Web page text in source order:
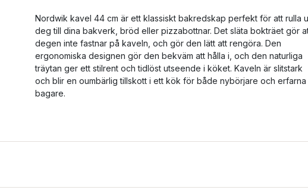
Nordwik kavel 44 cm är ett klassiskt bakredskap perfekt för att rulla
deg till dina bakverk, bröd eller pizzabottnar. Det släta bokträet gör
degen inte fastnar på kaveln, och gör den lätt att rengöra. Den
ergonomiska designen gör den bekväm att hålla i, och den naturliga
träytan ger ett stilrent och tidlöst utseende i köket. Kaveln är slitstark
och blir en oumbärlig tillskott i ett kök för både nybörjare och erfarna
bagare.